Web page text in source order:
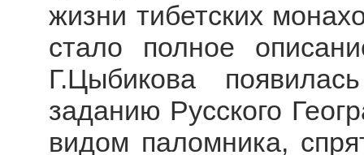
жизни тибетских
стало полное
Г.Цыбикова
заданию Русского
видом паломника,